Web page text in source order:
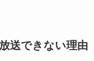
送できない理由